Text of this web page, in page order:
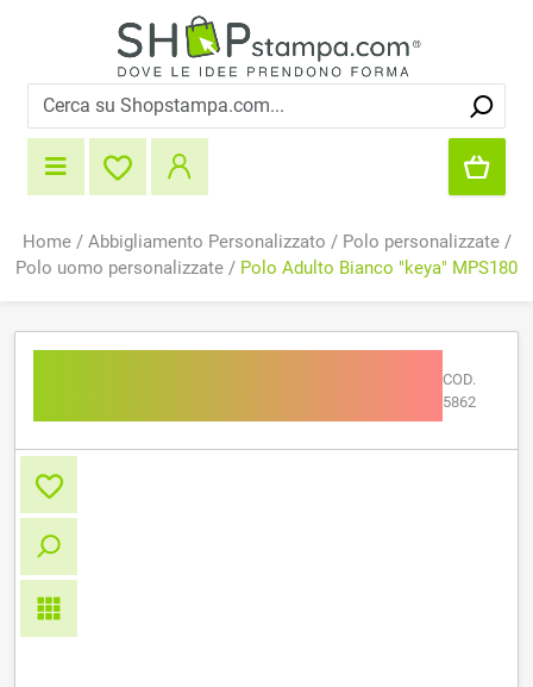
Home/ Abbigliamento Personalizzato / Polo personalizzate/
Polo uomo personalizzate / Polo Adulto Bianco "keya" MPS180
COD.
5862